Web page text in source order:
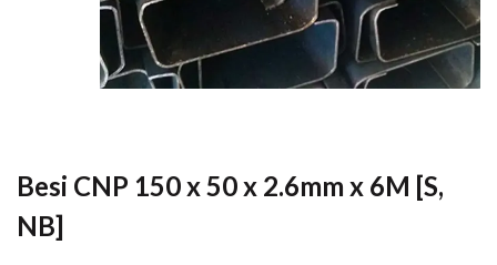
Besi CNP 150 x 50 x 2.6mm x 6M [S,
NB]